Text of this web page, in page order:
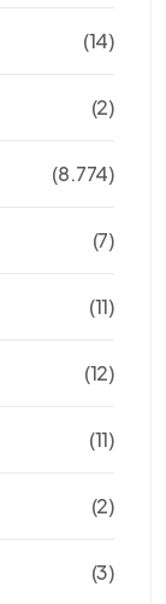
(14)
(2)
(8.774)
(7)
(11)
(12)
(11)
(2)
(3)